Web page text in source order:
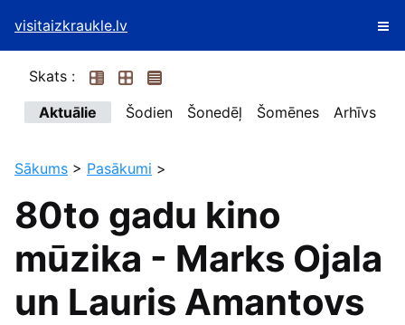
visitaizkraukle.lv
Skats :
Aktuālie
Šodien Šonedēļ Šomēnes Arhīvs
Sākums > Pasākumi >
80to gadu kino
mūzika - Marks Ojala
un Lauris Amantovs